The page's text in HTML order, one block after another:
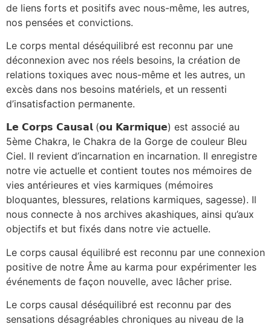
de liens forts et positifs avec nous-même, les autres,
nos pensées et convictions.
Le corps mental déséquilibré est reconnu par une
déconnexion avec nos réels besoins, la création de
relations toxiques avec nous-même et les autres, un
excès dans nos besoins matériels, et un ressenti
d’insatisfaction permanente.
𝗟𝗲 𝗖𝗼𝗿𝗽𝘀 𝗖𝗮𝘂𝘀𝗮𝗹(𝗼𝘂 𝗞𝗮𝗿𝗺𝗶𝗾𝘂𝗲) est associé au
5ème Chakra, le Chakra de la Gorge de couleur Bleu
Ciel. Il revient d’incarnation en incarnation. Il enregistre
notre vie actuelle et contient toutes nos mémoires de
vies antérieures et vies karmiques (mémoires
bloquantes, blessures, relations karmiques, sagesse). Il
nous connecte à nos archives akashiques, ainsi qu’aux
objectifs et but fixés dans notre vie actuelle.
Le corps causal équilibré est reconnu par une connexion
positive de notre Âme au karma pour expérimenter les
événements de façon nouvelle, avec lâcher prise.
Le corps causal déséquilibré est reconnu par des
sensations désagréables chroniques au niveau de la